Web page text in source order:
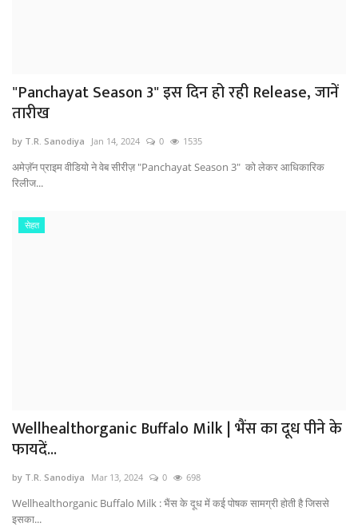
"Panchayat Season 3" इस दिन हो रही Release, जानें
तारीख
by T.R. Sanodiya Jan 14, 2024 0 1535
अमेज़ॅन प्राइम वीडियो ने वेब सीरीज़ "Panchayat Season 3" को लेकर आधिकारिक
रिलीज...
सेहत
Wellhealthorganic Buffalo Milk | भैंस का दूध पीने के
फायदें...
by T.R. Sanodiya Mar 13, 2024 0 698
Wellhealthorganic Buffalo Milk : भैंस के दूध में कई पोषक सामग्री होती है जिससे
इसका...